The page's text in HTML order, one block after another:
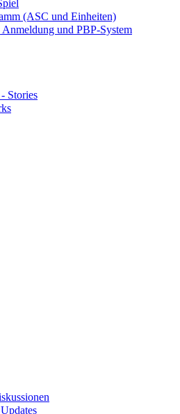
(ASC und Einheiten)
und PBP-System
Stories